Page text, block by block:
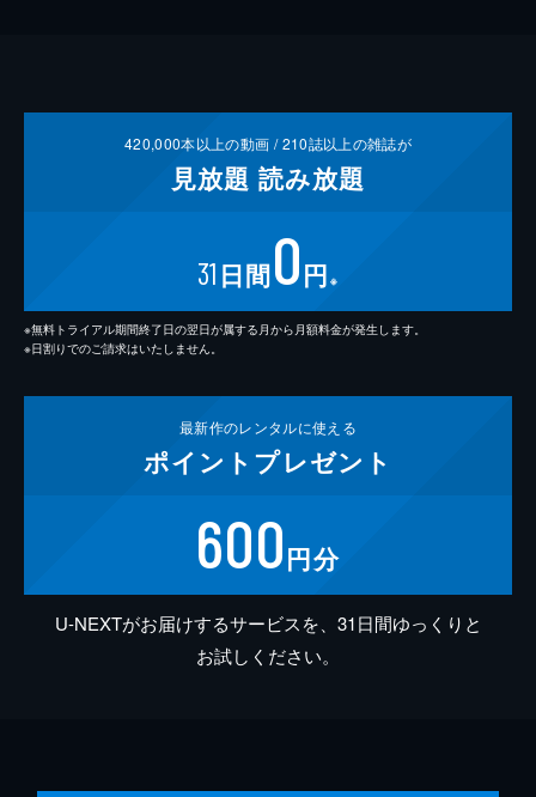
420,000本以上の動画 /210誌以上の雑誌が
見放題 読み放題
31 日間0円 ※
※無料トライアル期間終了日の翌日が属する月から月額料金が発生します。
※日割りでのご請求はいたしません。
最新作のレンタルに使える
ポイント プレゼント
600円分
U-NEXTがお届けするサービスを、31日間ゆっくりと
お試しください。